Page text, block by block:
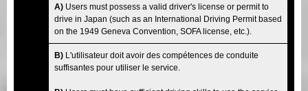
A) Users must possess a valid driver's license or permit to
drive in Japan (such as an International Driving Permit based
on the 1949 Geneva Convention, SOFA license, etc.).
B) L'utilisateur doit avoir des compétences de conduite
suffisantes pour utiliser le service.